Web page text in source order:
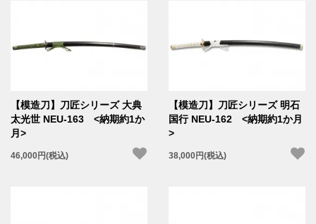
【模造刀】刀匠シリーズ 大典
太光世 NEU-163 <納期約1か
月>
46,000円(税込)
【模造刀】刀匠シリーズ 明石
国行 NEU-162 <納期約1か月
>
38,000円(税込)